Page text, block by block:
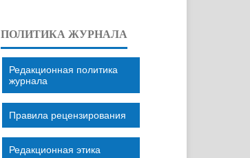
ПОЛИТИКА ЖУРНАЛА
Редакционная политика
журнала
Правила рецензирования
Редакционная этика